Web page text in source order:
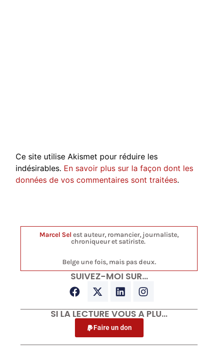
Ce site utilise Akismet pour réduire les
indésirables. En savoir plus sur la façon dont les
données de vos commentaires sont traitées.
Marcel Sel est auteur, romancier, journaliste,
chroniqueur et satiriste.
Belge une fois, mais pas deux.
SUIVEZ-MOI SUR…
SI LA LECTURE VOUS A PLU…
Faire un don